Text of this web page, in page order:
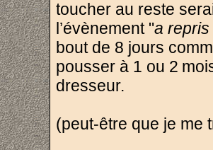
toucher au reste
l’évènement "a
bout de 8 jours
pousser à 1 ou 2
dresseur.
(peut-être que je me